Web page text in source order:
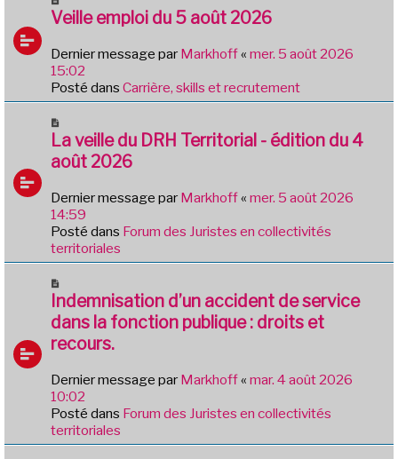
e
s
a
g
e
o
v
e
a
u
e
s
s
g
e
Veille emploi du 5 août 2026
Dernier message par Markhoff« mer. 5 août 2026
15:02
Posté dans Carrière, skills et recrutement
o
u
v
a
u
m
e
a
g
e
La veille du DRH Territorial - édition du 4
août 2026
Dernier message par Markhoff« mer. 5 août 2026
14:59
Posté dans Forum des Juristes en collectivités
territoriales
o
u
v
e
u
m
e
s
s
Indemnisation d’un accident de service
dans la fonction publique : droits et
recours.
Dernier message par Markhoff« mar. 4 août 2026
10:02
Posté dans Forum des Juristes en collectivités
territoriales